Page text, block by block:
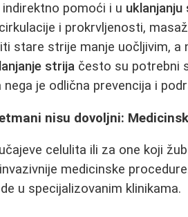
pomoći i u uklanjanju
i prokrvljenosti,
stare strije manje uočljivim, a
strija često su potrebni
nega je odlična prevencija i
nisu dovoljni:
celulita ili za one koji
medicinske
u specijalizovanim klinikama.